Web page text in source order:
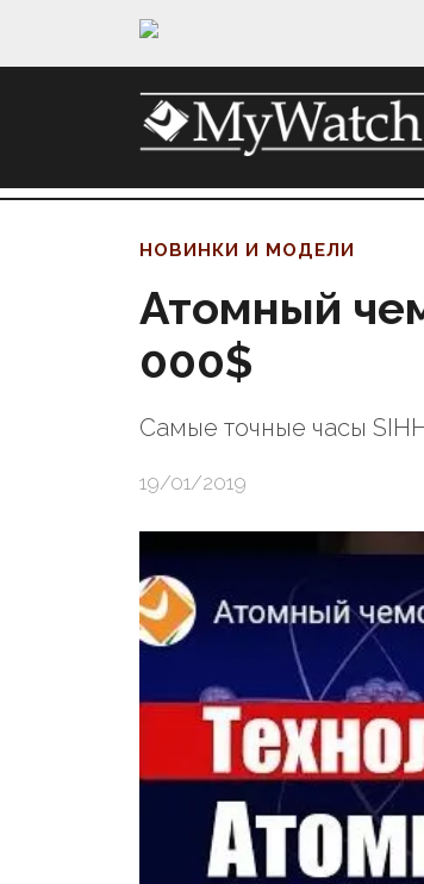
НОВИНКИ И МОДЕЛИ
Атомный
000$
Самые точные часы
19/01/2019